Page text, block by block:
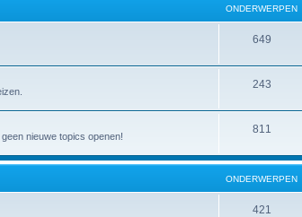
ONDERWERPEN
649
243
nieuwe topics openen!
811
ONDERWERPEN
421